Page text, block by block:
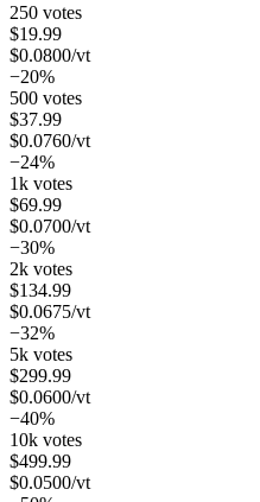
250 votes
$19.99
$0.0800/vt
−20%
500 votes
$37.99
$0.0760/vt
−24%
1k votes
$69.99
$0.0700/vt
−30%
2k votes
$134.99
$0.0675/vt
−32%
5k votes
$299.99
$0.0600/vt
−40%
10k votes
$499.99
$0.0500/vt